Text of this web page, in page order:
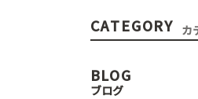
CATEGORY カ
BLOG
ブログ